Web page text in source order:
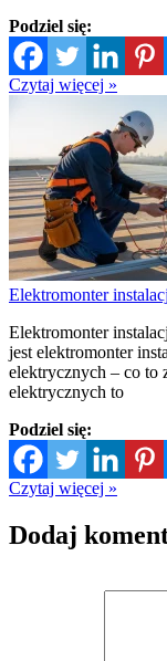
Podziel się:
Czytaj więcej »
Elektromonter
Elektromonter
jest elektromonter
elektrycznych – co to
elektrycznych to
Podziel się:
Czytaj więcej »
Dodaj